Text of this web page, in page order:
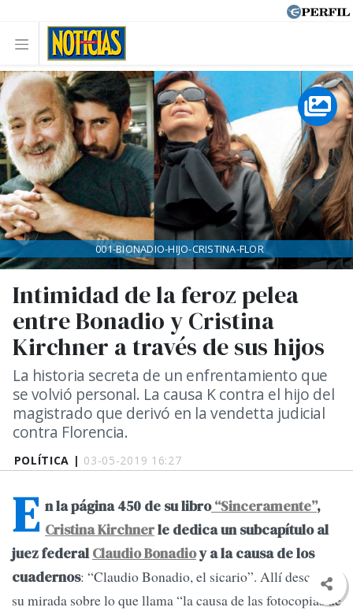
POLÍTICA | 03-05-2019 16:27
Intimidad de la feroz pelea
entre Bonadio y Cristina
Kirchner a través de sus hijos
La historia secreta de un enfrentamiento que
se volvió personal. La causa K contra el hijo del
magistrado que derivó en la vendetta judicial
contra Florencia.
001-BIONADIO-HIJO-CRISTINA-FLOR
E n la página 450 de su libro“Sinceramente”,
Cristina Kirchnerle dedica un subcapítulo al
juez federalClaudio Bonadioy a la causa de los
cuadernos: “Claudio Bonadio, el sicario”. Allí describe
su mirada sobre lo que llama “la causa de las fotocopias de